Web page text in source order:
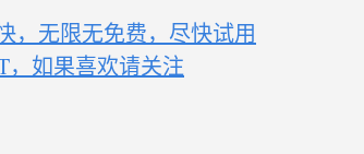
，无限无免费，尽快试用
，如果喜欢请关注